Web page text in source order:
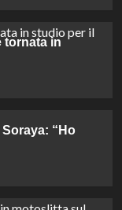
tornata in
“Ho